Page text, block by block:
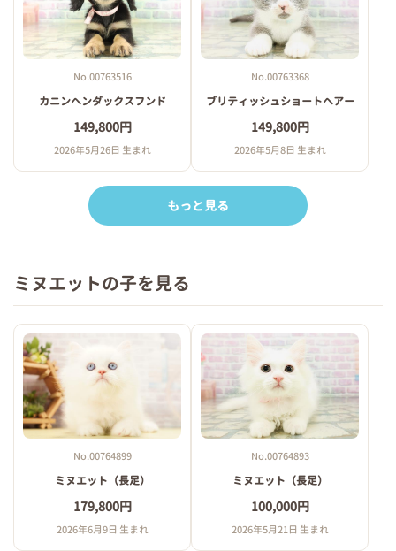
No.00763516
カニンヘンダックスフンド
149,800円
2026年5月26日 生まれ
No.00763368
ブリティッシュショートヘアー
149,800円
2026年5月8日 生まれ
もっと見る
ミヌエットの子を見る
No.00764899
ミヌエット（長足）
179,800円
2026年6月9日 生まれ
No.00764893
ミヌエット（長足）
100,000円
2026年5月21日 生まれ